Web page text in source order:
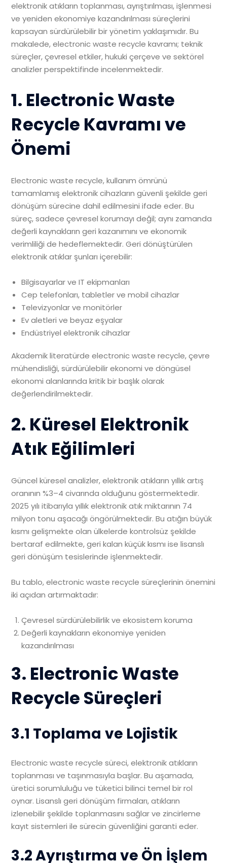
elektronik atıkların toplanması, ayrıştırılması, işlenmesi
ve yeniden ekonomiye kazandırılması süreçlerini
kapsayan sürdürülebilir bir yönetim yaklaşımıdır. Bu
makalede, electronic waste recycle kavramı; teknik
süreçler, çevresel etkiler, hukuki çerçeve ve sektörel
analizler perspektifinde incelenmektedir.
1. Electronic Waste
Recycle Kavramı ve
Önemi
Electronic waste recycle, kullanım ömrünü
tamamlamış elektronik cihazların güvenli şekilde geri
dönüşüm sürecine dahil edilmesini ifade eder. Bu
süreç, sadece çevresel korumayı değil; aynı zamanda
değerli kaynakların geri kazanımını ve ekonomik
verimliliği de hedeflemektedir. Geri dönüştürülen
elektronik atıklar şunları içerebilir:
Bilgisayarlar ve IT ekipmanları
Cep telefonları, tabletler ve mobil cihazlar
Televizyonlar ve monitörler
Ev aletleri ve beyaz eşyalar
Endüstriyel elektronik cihazlar
Akademik literatürde electronic waste recycle, çevre
mühendisliği, sürdürülebilir ekonomi ve döngüsel
ekonomi alanlarında kritik bir başlık olarak
değerlendirilmektedir.
2. Küresel Elektronik
Atık Eğilimleri
Güncel küresel analizler, elektronik atıkların yıllık artış
oranının %3–4 civarında olduğunu göstermektedir.
2025 yılı itibarıyla yıllık elektronik atık miktarının 74
milyon tonu aşacağı öngörülmektedir. Bu atığın büyük
kısmı gelişmekte olan ülkelerde kontrolsüz şekilde
bertaraf edilmekte, geri kalan küçük kısmı ise lisanslı
geri dönüşüm tesislerinde işlenmektedir.
Bu tablo, electronic waste recycle süreçlerinin önemini
iki açıdan artırmaktadır:
Çevresel sürdürülebilirlik ve ekosistem koruma
Değerli kaynakların ekonomiye yeniden
kazandırılması
3. Electronic Waste
Recycle Süreçleri
3.1 Toplama ve Lojistik
Electronic waste recycle süreci, elektronik atıkların
toplanması ve taşınmasıyla başlar. Bu aşamada,
üretici sorumluluğu ve tüketici bilinci temel bir rol
oynar. Lisanslı geri dönüşüm firmaları, atıkların
izlenebilir şekilde toplanmasını sağlar ve zincirleme
kayıt sistemleri ile sürecin güvenliğini garanti eder.
3.2 Ayrıştırma ve Ön İşlem